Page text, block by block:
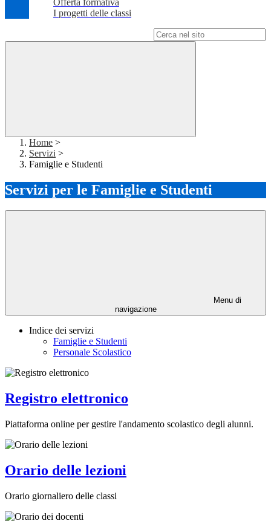
Offerta formativa
I progetti delle classi
Home >
Servizi >
Famiglie e Studenti
Servizi per le Famiglie e Studenti
Menu di
navigazione
Indice dei servizi
Famiglie e Studenti
Personale Scolastico
Registro elettronico
Piattaforma online per gestire l'andamento scolastico degli alunni.
Orario delle lezioni
Orario giornaliero delle classi